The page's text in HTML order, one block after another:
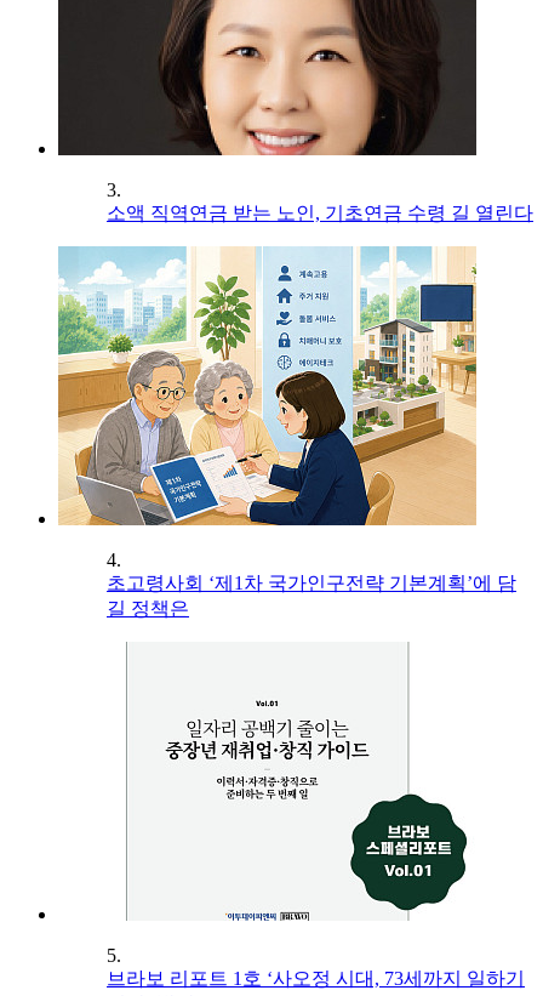
3.
소액 직역연금 받는 노인, 기초연금 수령 길 열린다
4.
초고령사회 ‘제1차 국가인구전략 기본계획’에 담
길 정책은
5.
브라보 리포트 1호 ‘사오정 시대, 73세까지 일하기